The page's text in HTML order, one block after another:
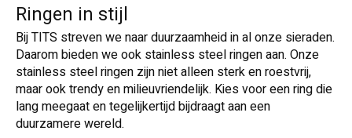
Ringen in stijl
Bij TITS streven we naar duurzaamheid in al onze sieraden.
Daarom bieden we ook stainless steel ringen aan. Onze
stainless steel ringen zijn niet alleen sterk en roestvrij,
maar ook trendy en milieuvriendelijk. Kies voor een ring die
lang meegaat en tegelijkertijd bijdraagt aan een
duurzamere wereld.